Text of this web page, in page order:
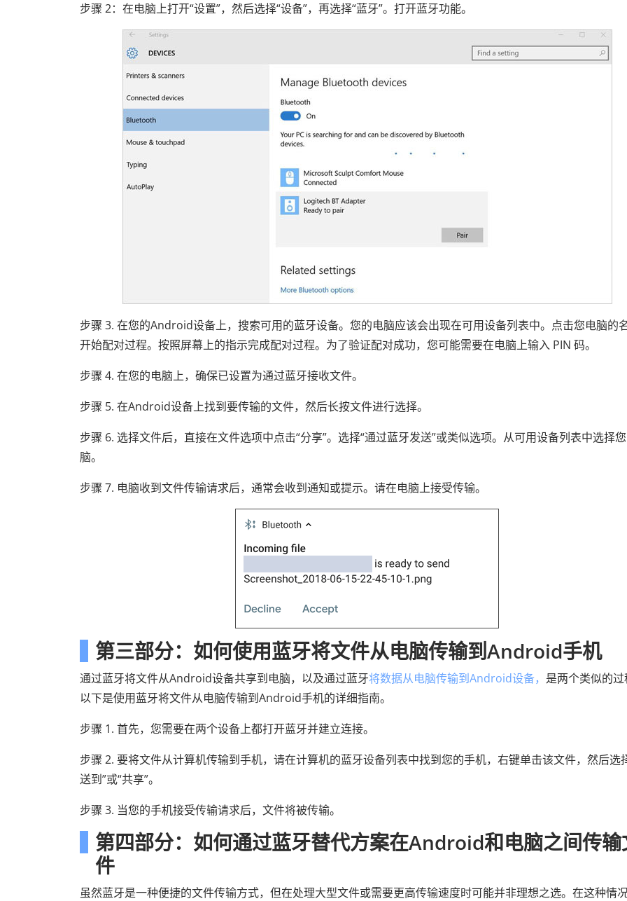
步骤 2：在电脑上打开“设置”，然后选择“设备”，再选择“蓝牙”。打开蓝牙功能。
步骤 3. 在您的Android设备上，搜索可用的蓝牙设备。您的电脑应该会出现在可用设备列表中。点击您电脑的
开始配对过程。按照屏幕上的指示完成配对过程。为了验证配对成功，您可能需要在电脑上输入 PIN 码。
步骤 4. 在您​​的电脑上，确保已设置为通过蓝牙接收文件。
步骤 5. 在Android设备上找到要传输的文件，然后长按文件进行选择。
步骤 6. 选择文件后，直接在文件选项中点击“分享”。选择“通过蓝牙发送”或类似选项。从可用设备列表中选择
脑。
步骤 7. 电脑收到文件传输请求后，通常会收到通知或提示。请在电脑上接受传输。
第三部分：如何使用蓝牙将文件从电脑传输到Android手机
通过蓝牙将文件从Android设备共享到电脑，以及通过蓝牙将数据从电脑传输到Android设备， 是两个类似的过
以下是使用蓝牙将文件从电脑传输到Android手机的详细指南。
步骤 1. 首先，您需要在两个设备上都打开蓝牙并建立连接。
步骤 2. 要将文件从计算机传输到手机，请在计算机的蓝牙设备列表中找到您的手机，右键单击该文件，然后选
送到”或“共享”。
步骤 3. 当您的手机接受传输请求后，文件将被传输。
第四部分：如何通过蓝牙替代方案在Android和电脑之间传输
件
虽然蓝牙是一种便捷的文件传输方式，但在处理大型文件或需要更高传输速度时可能并非理想之选。在这种情况